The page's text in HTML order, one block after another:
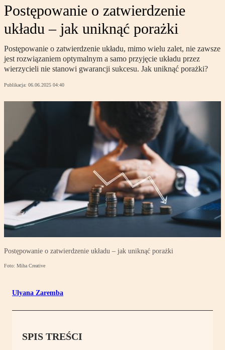
Postępowanie o zatwierdzenie
układu – jak uniknąć porażki
Postępowanie o zatwierdzenie układu, mimo wielu zalet, nie zawsze
jest rozwiązaniem optymalnym a samo przyjęcie układu przez
wierzycieli nie stanowi gwarancji sukcesu. Jak uniknąć porażki?
Publikacja: 06.06.2025 04:40
Postępowanie o zatwierdzenie układu – jak uniknąć porażki
Foto: Miha Creative
Ulyana Zaremba
SPIS TREŚCI